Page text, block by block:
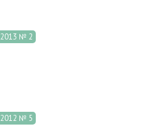
2013 № 2
2012 № 5